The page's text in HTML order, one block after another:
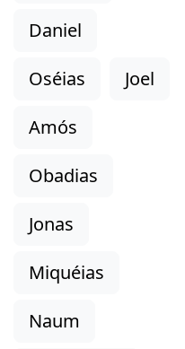
Daniel
Oséias
Joel
Amós
Obadias
Jonas
Miquéias
Naum